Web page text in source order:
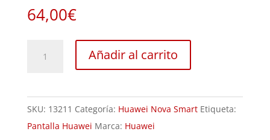
64,00€
Nova
Smart
cantidad
Añadir al carrito
SKU: 13211 Categoría: Huawei Nova Smart Etiqueta:
Pantalla Huawei Marca: Huawei